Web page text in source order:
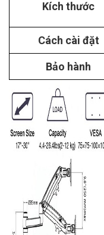
Kích thước
Cách cài đặt
Bảo hành